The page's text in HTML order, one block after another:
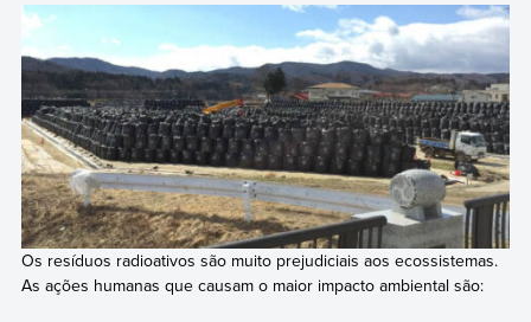
Os resíduos radioativos são muito prejudiciais aos ecossistemas.
As ações humanas que causam o maior impacto ambiental são: